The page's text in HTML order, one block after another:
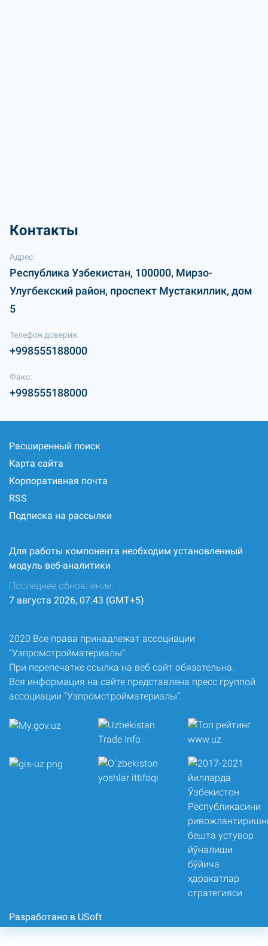
Контакты
Адрес:
Республика Узбекистан, 100000, Мирзо-
Улугбекский район, проспект Мустакиллик, дом
5
Телефон доверия:
+998555188000
Факс:
+998555188000
Расширенный поиск
Карта сайта
Корпоративная почта
RSS
Подписка на рассылки
Для работы компонента необходим установленный
модуль веб-аналитики
Последнее обновление:
7 августа 2026, 07:43 (GMT+5)
2020 Все права принадлежат ассоциации
“Узпромстройматериалы”.
При перепечатке ссылка на веб сайт обязательна.
Вся информация на сайте представлена пресс группой
ассоциации “Узпромстройматериалы”.
Разработано в USoft